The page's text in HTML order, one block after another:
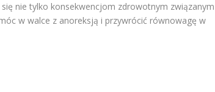
nie tylko konsekwencjom zdrowotnym związanym
w walce z anoreksją i przywrócić równowagę w